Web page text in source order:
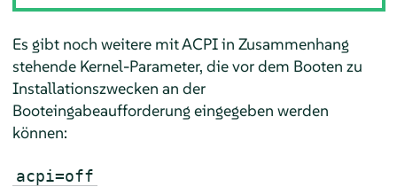
Es gibt noch weitere mit ACPI in Zusammenhang
stehende Kernel-Parameter, die vor dem Booten zu
Installationszwecken an der
Booteingabeaufforderung eingegeben werden
können:
acpi=off